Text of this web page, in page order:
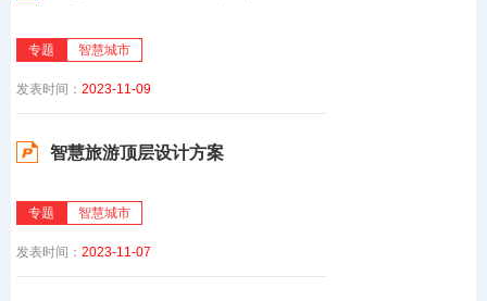
专题 智慧城市
发表时间： 2023-11-09
智慧旅游顶层设计方案
专题 智慧城市
发表时间： 2023-11-07